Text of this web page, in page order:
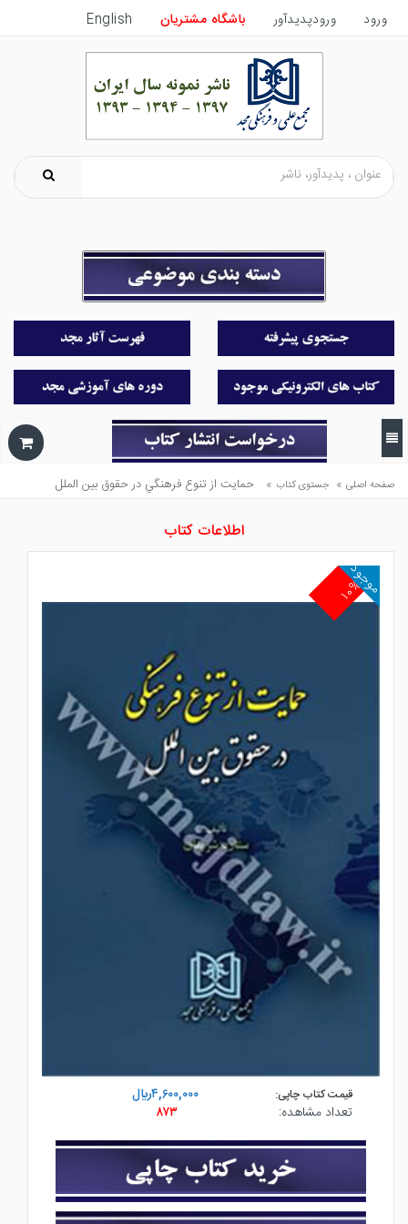
ورود ورودپدیدآور باشگاه مشتریان English
صفحه اصلی » جستوی کتاب » حمايت از تنوع فرهنگي در حقوق بين الملل
اطلاعات کتاب
۱۰%
موجود
قیمت کتاب چاپی:
۴,۶۰۰,۰۰۰ريال
تعداد مشاهده:
۸۷۳